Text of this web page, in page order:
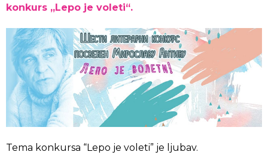
konkurs „Lepo je voleti“.
Tema konkursa “Lepo je voleti” je ljubav.